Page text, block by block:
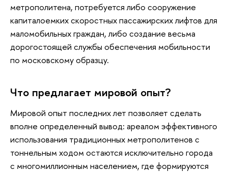
метрополитена, потребуется либо сооружение
капиталоемких скоростных пассажирских лифтов для
маломобильных граждан, либо создание весьма
дорогостоящей службы обеспечения мобильности
по московскому образцу.
Что предлагает мировой опыт?
Мировой опыт последних лет позволяет сделать
вполне определенный вывод: ареалом эффективного
использования традиционных метрополитенов с
тоннельным ходом остаются исключительно города
с многомиллионным населением, где формируются